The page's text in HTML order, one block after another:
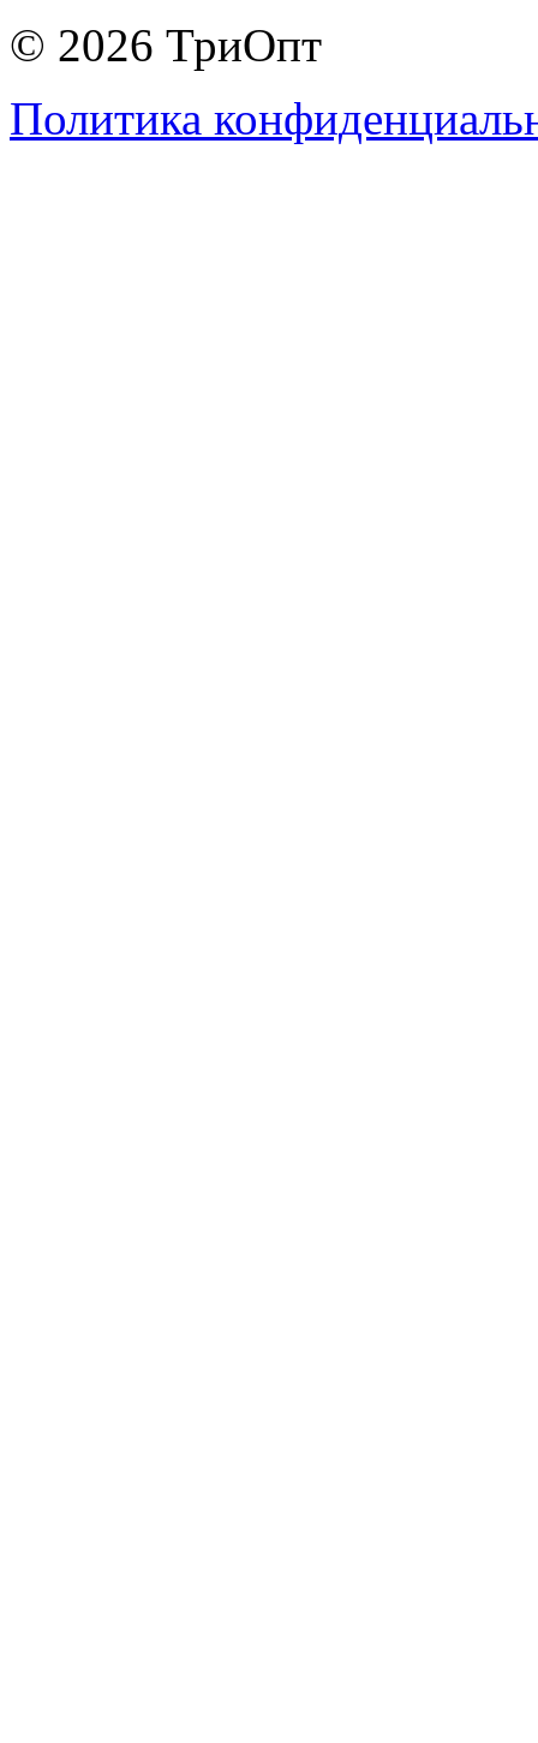
© 2026 ТриОпт
Политика